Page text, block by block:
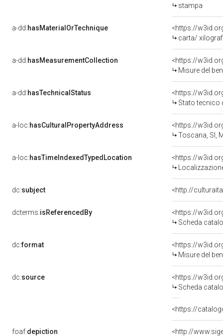
stampa
a-dd:hasMaterialOrTechnique
<https://
carta/
a-dd:hasMeasurementCollection
<https://
Misure del
a-dd:hasTechnicalStatus
<https://
Stato tecnico
a-loc:hasCulturalPropertyAddress
<https://
Toscana, SI,
a-loc:hasTimeIndexedTypedLocation
<https://
dc:subject <http://
dcterms:isReferencedBy
<https://
Scheda
dc:format
<https://
Misure del
dc:source
<https://
Scheda
<https://
foaf:depiction